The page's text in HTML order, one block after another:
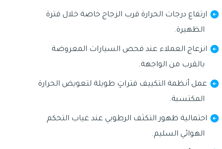
ارتفاع درجات الحرارة قرب الزجاج خاصة خلال فترة
الظهيرة.
انزعاج العملاء عند فحص السيارات المعروضة
بالقرب من الواجهة.
عمل أنظمة التكييف فتراتٍ طويلة لتعويض الحرارة
المكتسبة.
احتمالية ظهور التكثف الرطوبي عند غياب التحكم
الهوائي السليم.